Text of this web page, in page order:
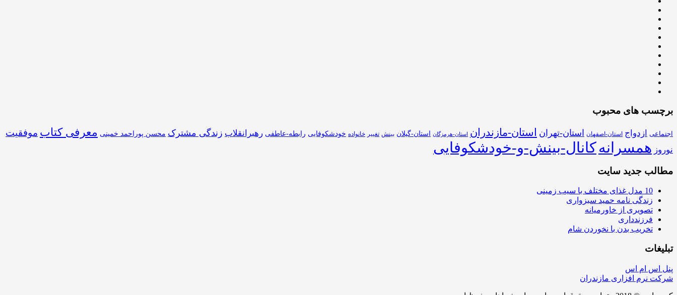
برچسب های محبوب
اجتماعی ازدواج استان-اصفهان استان-تهران استان-مازندران استان-هرمزگان استان-گیلان بینش تغییر خانواده خودشکوفایی رابطه-عاطفی رهبرانقلاب زندگی مشترک محسن پوراحمد خمینی معرفی کتاب موفقیت
نوروز همسرانهکانال-بینش-و-خودشکوفایی
مطالب جدید سایت
10 مدل غذای مختلف با سیب زمینی
زندگی نامه حمید سبزواری
تصویری از خاورمیانه
فرزندداری
تخریب بدن با نخوردن شام
تبلیغات
پنل اس ام اس
شرکت نرم افزاری مازندران